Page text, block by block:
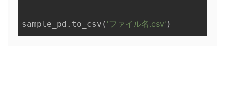
sample_pd.to_csv( 'ファイル名.csv'